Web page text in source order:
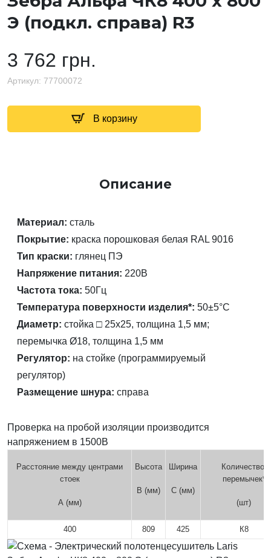
Э (подкл. справа) R3
3 762 грн.
Артикул: 77700072
В корзину
Описание
Материал: сталь
Покрытие: краска порошковая белая RAL 9016
Тип краски: глянец ПЭ
Напряжение питания: 220В
Частота тока: 50Гц
Температура поверхности изделия*: 50±5°C
Диаметр: стойка □ 25х25, толщина 1,5 мм;
перемычка Ø18, толщина 1,5 мм
Регулятор: на стойке (программируемый
регулятор)
Размещение шнура: справа
Проверка на пробой изоляции производится
напряжением в 1500В
Расстояние между центрами
стоек
А (мм)
Высота
В (мм)
Ширина
С (мм)
Количество
перемычек*
(шт)
400 809 425 К8